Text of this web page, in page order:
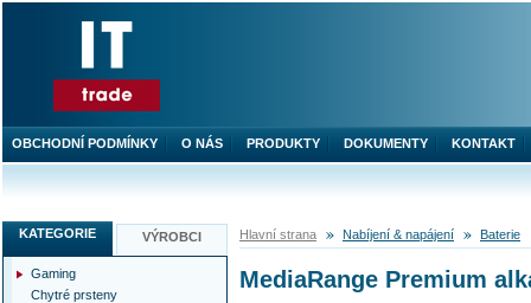
Hlavní strana Nabíjení & napájení Baterie
MediaRange Premium
KATEGORIE VÝROBCI
Gaming
Chytré prsteny
OBCHODNÍ PODMÍNKY O NÁS PRODUKTY DOKUMENTY KONTAKT